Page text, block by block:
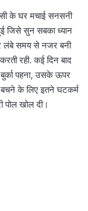
के घर मचाई सनसनी
जिसे सुन सबका ध्यान
लंबे समय से नजर बनी
रही. कई दिन बाद
पहना, उसके ऊपर
बचने के लिए इतने घटकर्म
पोल खोल दी।